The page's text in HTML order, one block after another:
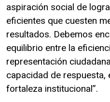
aspiración social de
eficientes que cuesten
resultados. Debemos
equilibrio entre la
representación
capacidad de respuesta,
fortaleza institucional”.